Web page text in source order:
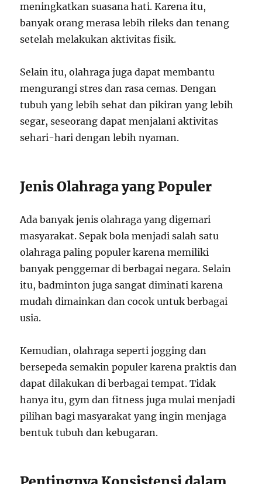
meningkatkan suasana hati. Karena itu,
banyak orang merasa lebih rileks dan tenang
setelah melakukan aktivitas fisik.
Selain itu, olahraga juga dapat membantu
mengurangi stres dan rasa cemas. Dengan
tubuh yang lebih sehat dan pikiran yang lebih
segar, seseorang dapat menjalani aktivitas
sehari-hari dengan lebih nyaman.
Jenis Olahraga yang Populer
Ada banyak jenis olahraga yang digemari
masyarakat. Sepak bola menjadi salah satu
olahraga paling populer karena memiliki
banyak penggemar di berbagai negara. Selain
itu, badminton juga sangat diminati karena
mudah dimainkan dan cocok untuk berbagai
usia.
Kemudian, olahraga seperti jogging dan
bersepeda semakin populer karena praktis dan
dapat dilakukan di berbagai tempat. Tidak
hanya itu, gym dan fitness juga mulai menjadi
pilihan bagi masyarakat yang ingin menjaga
bentuk tubuh dan kebugaran.